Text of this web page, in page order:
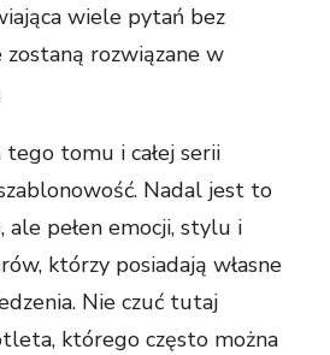
wiele pytań bez
rozwiązane w
tomu i całej serii
Nadal jest to
ale pełen emocji, stylu i
którzy posiadają własne
Nie czuć tutaj
którego często można